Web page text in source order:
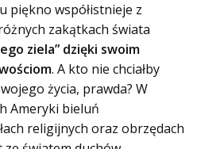
piękno współistnieje z
zakątkach świata
ziela” dzięki swoim
. A kto nie chciałby
życia, prawda? W
Ameryki bieluń
religijnych oraz obrzędach